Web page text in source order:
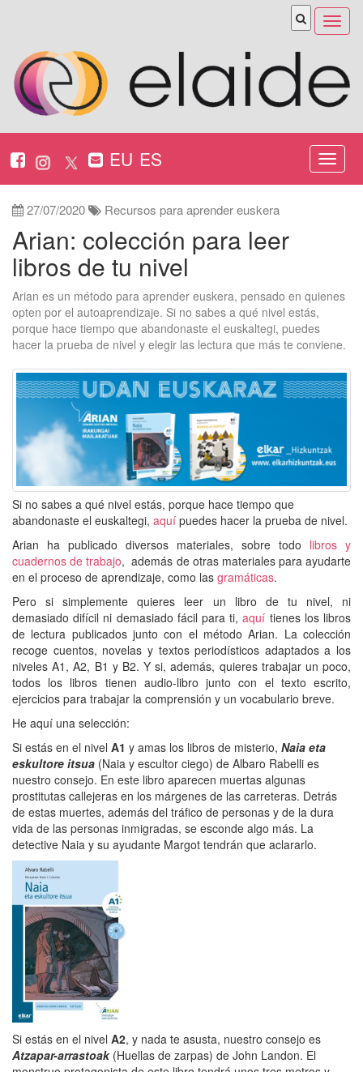
Abrir
menú
EU ES
ireki
27/07/2020 Recursos para aprender euskera
Arian: colección para leer
libros de tu nivel
Arian es un método para aprender euskera, pensado en quienes
opten por el autoaprendizaje. Si no sabes a qué nivel estás,
porque hace tiempo que abandonaste el euskaltegi, puedes
hacer la prueba de nivel y elegir las lectura que más te conviene.
Si no sabes a qué nivel estás, porque hace tiempo que
abandonaste el euskaltegi, aquí puedes hacer la prueba de nivel.
Arian ha publicado diversos materiales, sobre todo libros y
cuadernos de trabajo, además de otras materiales para ayudarte
en el proceso de aprendizaje, como las gramáticas.
Pero si simplemente quieres leer un libro de tu nivel, ni
demasiado difícil ni demasiado fácil para ti,aquí tienes los libros
de lectura publicados junto con el método Arian. La colección
recoge cuentos, novelas y textos periodísticos adaptados a los
niveles A1, A2, B1 y B2. Y si, además, quieres trabajar un poco,
todos los libros tienen audio-libro junto con el texto escrito,
ejercicios para trabajar la comprensión y un vocabulario breve.
He aquí una selección:
Si estás en el nivel A1 y amas los libros de misterio, Naia eta
eskultore itsua (Naia y escultor ciego) de Albaro Rabelli es
nuestro consejo. En este libro aparecen muertas algunas
prostitutas callejeras en los márgenes de las carreteras. Detrás
de estas muertes, además del tráfico de personas y de la dura
vida de las personas inmigradas, se esconde algo más. La
detective Naia y su ayudante Margot tendrán que aclararlo.
Si estás en el nivel A2, y nada te asusta, nuestro consejo es
Atzapar-arrastoak(Huellas de zarpas) de John Landon. El